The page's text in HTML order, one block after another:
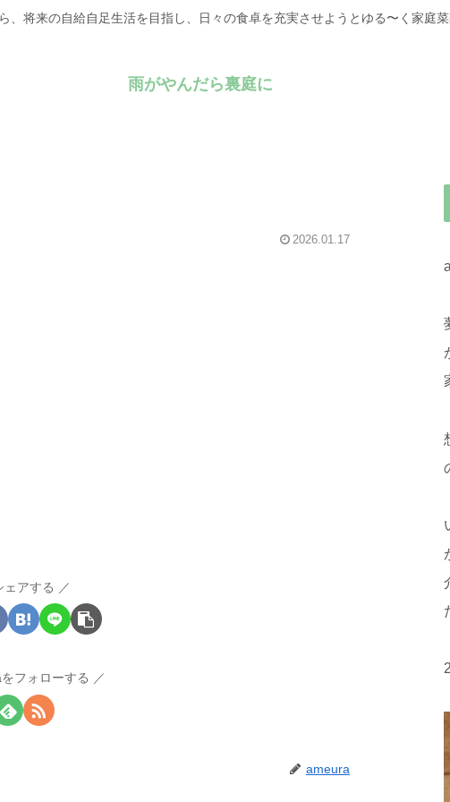
、将来の自給自足生活を目指し、日々の食卓を充実させようとゆる〜く家庭
雨がやんだら裏庭に
2026.01.17
ェアする
フォローする
ameura